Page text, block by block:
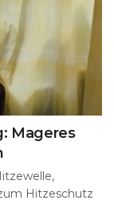
Mageres
Hitzeschutz